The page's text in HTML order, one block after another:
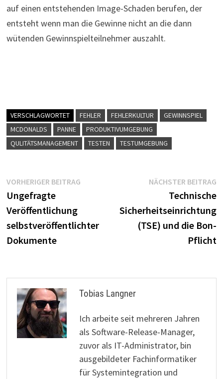
auf einen entstehenden Image-Schaden berufen, der
entsteht wenn man die Gewinne nicht an die dann
wütenden Gewinnspielteilnehmer auszahlt.
VERSCHLAGWORTET FEHLER FEHLERKULTUR
GEWINNSPIEL
MCDONALDS
PANNE
PRODUKTIVUMGEBUNG
QULITÄTSMANAGEMENT
TESTEN TESTUMGEBUNG
Beitragsnavigation
VORHERIGER BEITRAGVorheriger
Ungefragte
Veröffentlichung
selbstveröffentlichter
Dokumente
NÄCHSTER BEITRAG
Technische
Sicherheitseinrichtung
(TSE) und die Bon-
Pflicht
Tobias Langner
Ich arbeite seit mehreren Jahren
als Software-Release-Manager,
zuvor als IT-Administrator, bin
ausgebildeter Fachinformatiker
für Systemintegration und